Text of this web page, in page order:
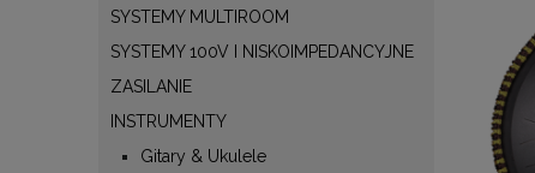
SYSTEMY MULTIROOM
SYSTEMY 100V I NISKOIMPEDANCYJNE
ZASILANIE
INSTRUMENTY
Gitary & Ukulele